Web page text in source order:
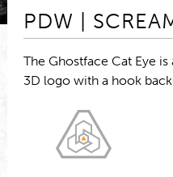
PDW |
The Ghostface Cat Eye
3D logo with a hook